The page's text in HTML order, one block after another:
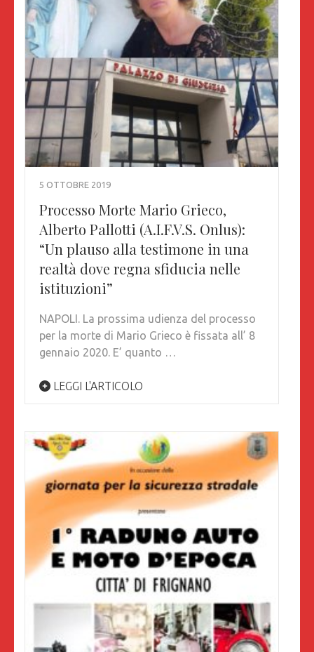
5 OTTOBRE 2019
Processo Morte Mario Grieco,
Alberto Pallotti (A.I.F.V.S. Onlus):
“Un plauso alla testimone in una
realtà dove regna sfiducia nelle
istituzioni”
NAPOLI. La prossima udienza del processo
per la morte di Mario Grieco è fissata all’ 8
gennaio 2020. E’ quanto …
LEGGI L'ARTICOLO